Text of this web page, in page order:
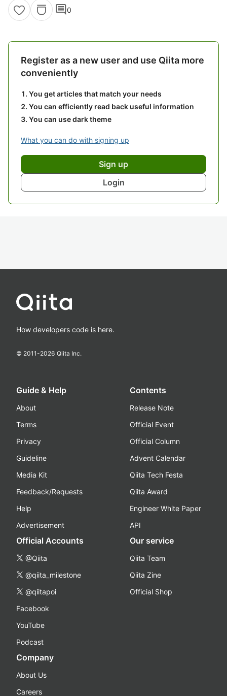
comment0
Register as a new user and use Qiita more
conveniently
You get articles that match your needs
You can efficiently read back useful information
You can use dark theme
What you can do with signing up
Sign up
Login
How developers code is here.
© 2011-2026 Qiita Inc.
Guide & Help
About
Terms
Privacy
Guideline
Media Kit
Feedback/Requests
Help
Advertisement
Contents
Release Note
Official Event
Official Column
Advent Calendar
Qiita Tech Festa
Qiita Award
Engineer White Paper
API
Official Accounts
@Qiita
@qiita_milestone
@qiitapoi
Facebook
YouTube
Podcast
Our service
Qiita Team
Qiita Zine
Official Shop
Company
About Us
Careers